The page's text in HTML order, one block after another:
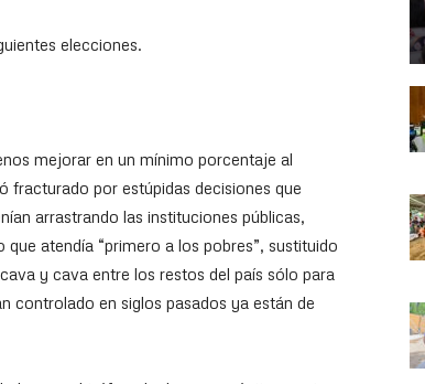
elecciones.
mejorar en un mínimo porcentaje al
fracturado por estúpidas decisiones que
arrastrando las instituciones públicas,
atendía “primero a los pobres”, sustituido
y cava entre los restos del país sólo para
controlado en siglos pasados ya están de